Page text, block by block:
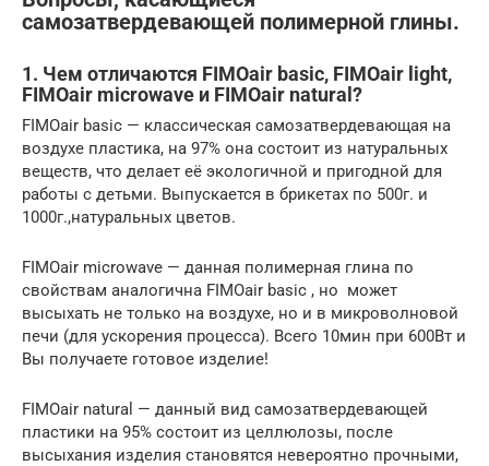
самозатвердевающей полимерной глины.
1. Чем отличаются FIMOair basic, FIMOair light,
FIMOair microwave и FIMOair natural?
FIMOair basic — классическая самозатвердевающая на
воздухе пластика, на 97% она состоит из натуральных
веществ, что делает её экологичной и пригодной для
работы с детьми. Выпускается в брикетах по 500г. и
1000г.,натуральных цветов.
FIMOair microwave — данная полимерная глина по
свойствам аналогична FIMOair basic , но может
высыхать не только на воздухе, но и в микроволновой
печи (для ускорения процесса). Всего 10мин при 600Вт и
Вы получаете готовое изделие!
FIMOair natural — данный вид самозатвердевающей
пластики на 95% состоит из целлюлозы, после
высыхания изделия становятся невероятно прочными,